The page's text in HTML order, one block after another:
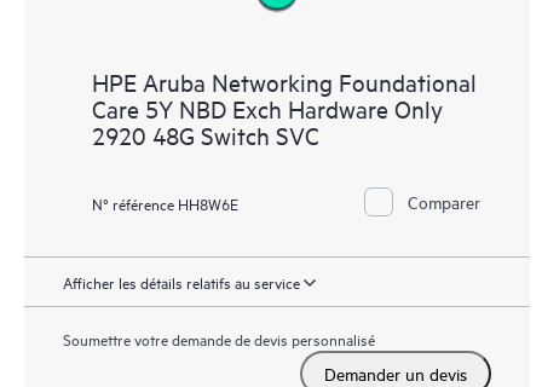
HPE Aruba Networking Foundational
Care 5Y NBD Exch Hardware Only
2920 48G Switch SVC
N° référence HH8W6E Comparer
Afficher les détails relatifs au service
Soumettre votre demande de devis personnalisé
Demander un devis